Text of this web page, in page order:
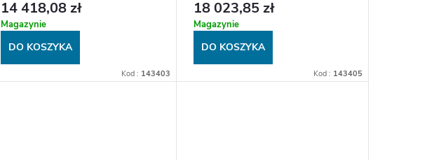
14 418,08 zł
Magazynie
DO KOSZYKA
Kod : 143403
18 023,85 zł
Magazynie
DO KOSZYKA
Kod : 143405